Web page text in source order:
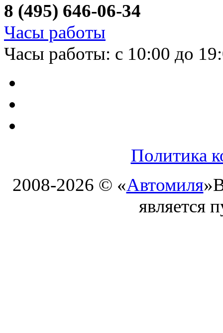
8 (495) 646-06-34
Часы работы
Часы работы: с 10:00 до
Политика
2008-2026 © «Автомиля»
является